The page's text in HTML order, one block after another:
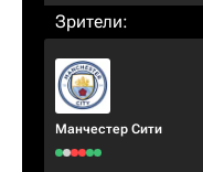
Зрители:
Манчестер Сити